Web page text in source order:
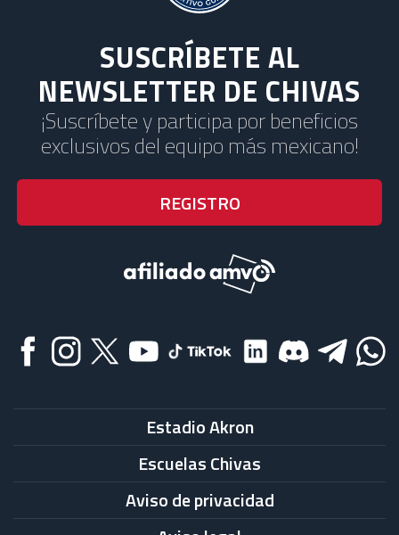
SUSCRÍBETE AL
NEWSLETTER DE CHIVAS
¡Suscríbete y participa por beneficios
exclusivos del equipo más mexicano!
Estadio Akron
Escuelas Chivas
Aviso de privacidad